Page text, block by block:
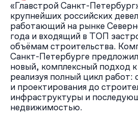
«Главстрой Санкт-
крупнейших российских
работающий на рынке
года и входящий в ТОП
объёмам строительства.
Санкт-Петербурге
новый, комплексный подход
реализуя полный цикл работ:
и проектирования до
инфраструктуры и
недвижимостью.